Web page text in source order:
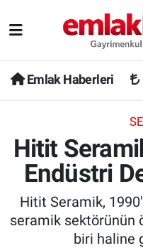
Emlak Haberleri
Hitit
Endüstri
Hitit Seramik,
seramik sektörünün
biri haline